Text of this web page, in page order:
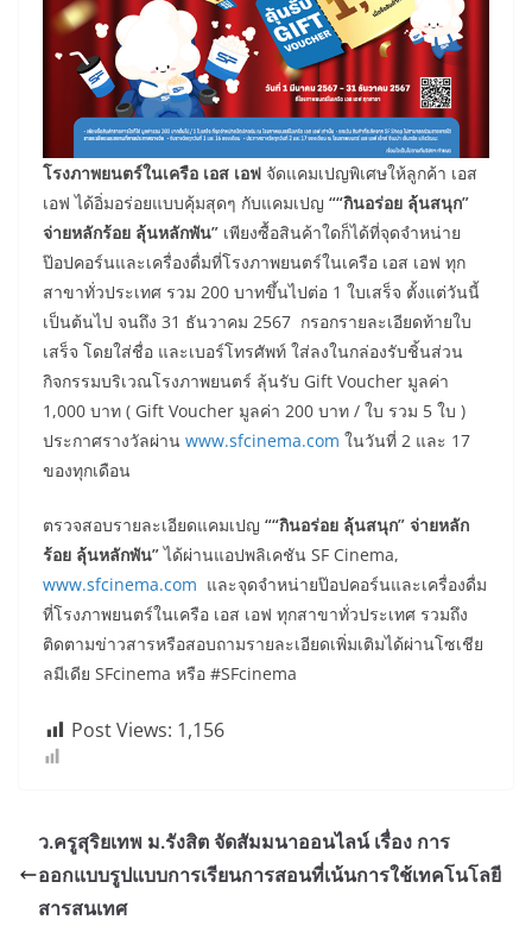
โรงภาพยนตร์ในเครือ เอส เอฟ จัดแคมเปญพิเศษให้ลูกค้า เอส
เอฟ ได้อิ่มอร่อยแบบคุ้มสุดๆ กับแคมเปญ ““กินอร่อย ลุ้นสนุก”
จ่ายหลักร้อย ลุ้นหลักพัน” เพียงซื้อสินค้าใดก็ได้ที่จุดจำหน่าย
ป๊อปคอร์นและเครื่องดื่มที่โรงภาพยนตร์ในเครือ เอส เอฟ ทุก
สาขาทั่วประเทศ รวม 200 บาทขึ้นไปต่อ 1 ใบเสร็จ ตั้งแต่วันนี้
เป็นต้นไป จนถึง 31 ธันวาคม 2567 กรอกรายละเอียดท้ายใบ
เสร็จ โดยใส่ชื่อ และเบอร์โทรศัพท์ ใส่ลงในกล่องรับชิ้นส่วน
กิจกรรมบริเวณโรงภาพยนตร์ ลุ้นรับ Gift Voucher มูลค่า
1,000 บาท ( Gift Voucher มูลค่า 200 บาท / ใบ รวม 5 ใบ )
ประกาศรางวัลผ่าน www.sfcinema.com ในวันที่ 2 และ 17
ของทุกเดือน
ตรวจสอบรายละเอียดแคมเปญ ““กินอร่อย ลุ้นสนุก” จ่ายหลัก
ร้อย ลุ้นหลักพัน”ได้ผ่านแอปพลิเคชัน SF Cinema,
www.sfcinema.com และจุดจำหน่ายป๊อปคอร์นและเครื่องดื่ม
ที่โรงภาพยนตร์ในเครือ เอส เอฟ ทุกสาขาทั่วประเทศ รวมถึง
ติดตามข่าวสารหรือสอบถามรายละเอียดเพิ่มเติมได้ผ่านโซเชีย
ลมีเดีย SFcinema หรือ #SFcinema
Post Views: 1,156
ว.ครูสุริยเทพ ม.รังสิต จัดสัมมนาออนไลน์ เรื่อง การ
ออกแบบรูปแบบการเรียนการสอนที่เน้นการใช้เทคโนโลยี
สารสนเทศ